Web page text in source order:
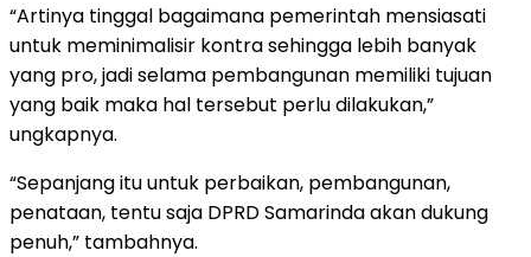
“Artinya tinggal bagaimana pemerintah mensiasati
untuk meminimalisir kontra sehingga lebih banyak
yang pro, jadi selama pembangunan memiliki tujuan
yang baik maka hal tersebut perlu dilakukan,”
ungkapnya.
“Sepanjang itu untuk perbaikan, pembangunan,
penataan, tentu saja DPRD Samarinda akan dukung
penuh,” tambahnya.